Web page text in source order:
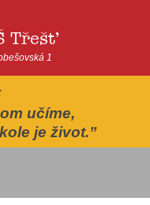
učíme,
je život.
Třešť
1